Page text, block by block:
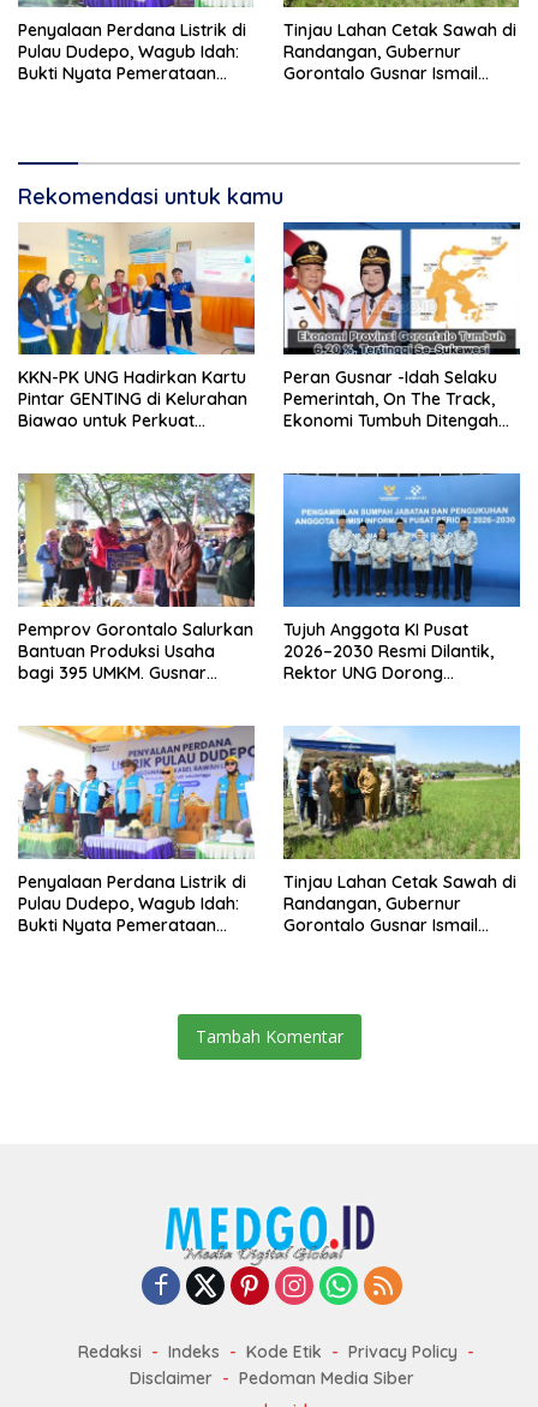
Penyalaan Perdana Listrik di
Pulau Dudepo, Wagub Idah:
Bukti Nyata Pemerataan
Tinjau Lahan Cetak Sawah di
Randangan, Gubernur
Gorontalo Gusnar Ismail
Rekomendasi untuk kamu
KKN-PK UNG Hadirkan Kartu
Pintar GENTING di Kelurahan
Biawao untuk Perkuat
Peran Gusnar -Idah Selaku
Pemerintah, On The Track,
Ekonomi Tumbuh Ditengah
Pemprov Gorontalo Salurkan
Bantuan Produksi Usaha
bagi 395 UMKM. Gusnar
Bukan Konsumsi
Tujuh Anggota KI Pusat
2026–2030 Resmi Dilantik,
Rektor UNG Dorong
Penyalaan Perdana Listrik di
Pulau Dudepo, Wagub Idah:
Bukti Nyata Pemerataan
Tinjau Lahan Cetak Sawah di
Randangan, Gubernur
Gorontalo Gusnar Ismail
Tambah Komentar
Redaksi Indeks Kode Etik
Privacy Policy
Disclaimer
Pedoman Media Siber